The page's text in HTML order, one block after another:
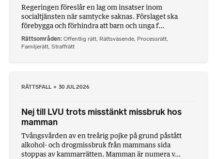
Regeringen föreslår en lag om insatser inom
socialtjänsten när samtycke saknas. Förslaget ska
förebygga och förhindra att barn och unga f...
Rättsområden Offentlig rätt, Rättsväsende, Processrätt,
Familjerätt, Straffrätt
RÄTTSFALL 30 JUL 2026
Nej till LVU trots misstänkt missbruk hos
mamman
Tvångsvården av en treårig pojke på grund påstått
alkohol- och drogmissbruk från mammans sida
stoppas av kammarrätten. Mamman är numera v...